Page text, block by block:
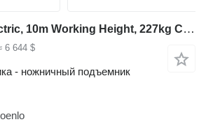
Genie GS2632 Electric, 10m Working Height, 227kg Capacit
6 644 $
- ножничный подъемник